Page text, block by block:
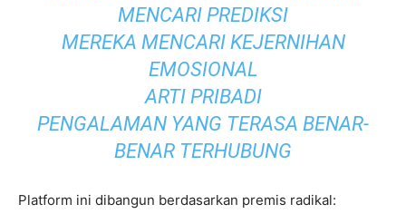
MENCARI PREDIKSI
MEREKA MENCARI KEJERNIHAN
EMOSIONAL
ARTI PRIBADI
PENGALAMAN YANG TERASA BENAR-
BENAR TERHUBUNG
Platform ini dibangun berdasarkan premis radikal: